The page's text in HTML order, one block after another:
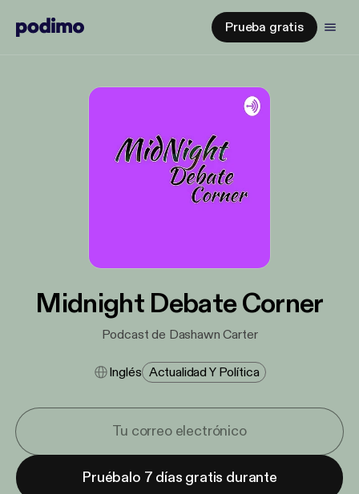
Prueba gratis
Midnight Debate Corner
Podcast de Dashawn Carter
Inglés Actualidad Y Política
Pruébalo 7 días gratis durante